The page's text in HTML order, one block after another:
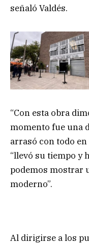
señaló Valdés.
“Con esta obra
momento fue una
arrasó con todo en
“llevó su tiempo y
podemos mostrar
moderno”.
Al dirigirse a los